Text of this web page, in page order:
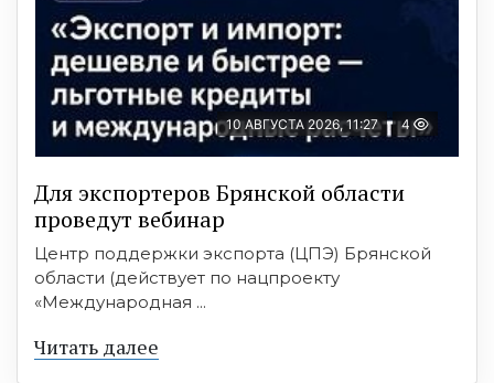
10 АВГУСТА 2026, 11:27 4
Для экспортеров Брянской области
проведут вебинар
Центр поддержки экспорта (ЦПЭ) Брянской
области (действует по нацпроекту
«Международная ...
Читать далее